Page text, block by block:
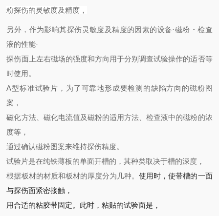
粉探伤的灵敏度及精度，
另外，作为影响其探伤灵敏度及精度的因素的设备·磁粉・检查
液的性能·
探伤面上左右磁场的强度和方向用于分别调查试验操作的适否等
时使用。
A型标准试验片，为了可靠地形成要检测的缺陷方向的磁粉图
案，
磁化方法、磁化电流值及磁粉的适用方法、检查液中的磁粉的浓
度等，
通过确认磁粉图案来维持探伤精度。
试验片是在纯铁薄板的单面开槽的，其种类取决于槽的深度，
根据板材的材质和板材的厚度分为几种。使用时，使带槽的一面
与探伤面紧密接触，
用合适的粘胶带固定。此时，粘贴的试验面是，